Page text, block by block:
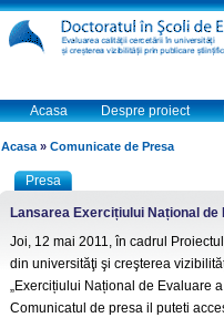
Acasa Despre proiect
Acasa » Comunicate de Presa
Presa
Lansarea Exercițiului Național
Joi, 12 mai 2011, în cadrul
din universităţi şi creşterea
„Exercițiului Național de Evaluare
Comunicatul de presa il puteti